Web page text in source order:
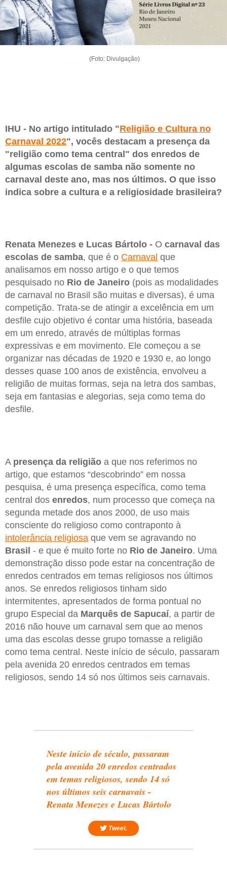
(Foto: Divulgação)
IHU - No artigo intitulado "Religião e Cultura no
Carnaval 2022", vocês destacam a presença da
"religião como tema central" dos enredos de
algumas escolas de samba não somente no
carnaval deste ano, mas nos últimos. O que isso
indica sobre a cultura e a religiosidade brasileira?
Renata Menezes e Lucas Bártolo - O carnaval das
escolas de samba, que é o Carnaval que
analisamos em nosso artigo e o que temos
pesquisado no Rio de Janeiro (pois as modalidades
de carnaval no Brasil são muitas e diversas), é uma
competição. Trata-se de atingir a excelência em um
desfile cujo objetivo é contar uma história, baseada
em um enredo, através de múltiplas formas
expressivas e em movimento. Ele começou a se
organizar nas décadas de 1920 e 1930 e, ao longo
desses quase 100 anos de existência, envolveu a
religião de muitas formas, seja na letra dos sambas,
seja em fantasias e alegorias, seja como tema do
desfile.
A presença da religião a que nos referimos no
artigo, que estamos “descobrindo” em nossa
pesquisa, é uma presença específica, como tema
central dos enredos, num processo que começa na
segunda metade dos anos 2000, de uso mais
consciente do religioso como contraponto à
intolerância religiosa que vem se agravando no
Brasil - e que é muito forte no Rio de Janeiro. Uma
demonstração disso pode estar na concentração de
enredos centrados em temas religiosos nos últimos
anos. Se enredos religiosos tinham sido
intermitentes, apresentados de forma pontual no
grupo Especial da Marquês de Sapucaí, a partir de
2016 não houve um carnaval sem que ao menos
uma das escolas desse grupo tomasse a religião
como tema central. Neste início de século, passaram
pela avenida 20 enredos centrados em temas
religiosos, sendo 14 só nos últimos seis carnavais.
Neste início de século, passaram
pela avenida 20 enredos centrados
em temas religiosos, sendo 14 só
nos últimos seis carnavais -
Renata Menezes e Lucas Bártolo
Tweet.